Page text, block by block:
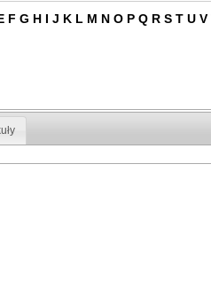
F G H I J K L M N O P Q R S T U V